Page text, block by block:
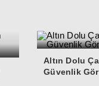
Altın Dolu
Güvenlik